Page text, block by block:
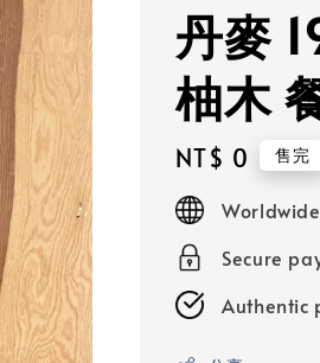
丹麥
柚木
Regular
price
NT$ 0 售完
Secure
Authentic